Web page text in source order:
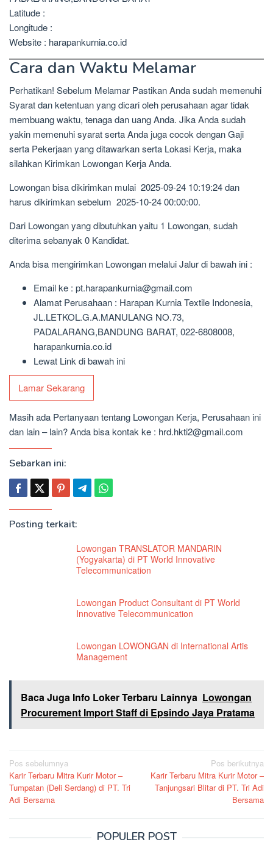
Latitude :
Longitude :
Website : harapankurnia.co.id
Cara dan Waktu Melamar
Perhatikan! Sebelum Melamar Pastikan Anda sudah memenuhi
Syarat dan ketentuan yang dicari oleh perusahaan agar tidak
membuang waktu, tenaga dan uang Anda. Jika Anda sudah
yakin memenuhi syarat serta Anda juga cocok dengan Gaji
serta Pekerjaan yang ditawarkan serta Lokasi Kerja, maka
silahkan Kirimkan Lowongan Kerja Anda.
Lowongan bisa dikirimkan mulai 2025-09-24 10:19:24 dan
harus dikirimkan sebelum 2025-10-24 00:00:00.
Dari Lowongan yang dibutuhkan yaitu 1 Lowongan, sudah
diterima sebanyak 0 Kandidat.
Anda bisa mengirimkan Lowongan melalui Jalur di bawah ini :
Email ke : pt.harapankurnia@gmail.com
Alamat Perusahaan : Harapan Kurnia Textile Indonesia,
JL.LETKOL.G.A.MANULANG NO.73,
PADALARANG,BANDUNG BARAT, 022-6808008,
harapankurnia.co.id
Lewat Link di bawah ini
Lamar Sekarang
Masih ada Pertanyaan tentang Lowongan Kerja, Perusahaan ini
dan lain – lain? Anda bisa kontak ke : hrd.hkti2@gmail.com
Sebarkan ini:
Posting terkait:
Lowongan TRANSLATOR MANDARIN
(Yogyakarta) di PT World Innovative
Telecommunication
Lowongan Product Consultant di PT World
Innovative Telecommunication
Lowongan LOWONGAN di International Artis
Management
Baca Juga Info Loker Terbaru Lainnya Lowongan
Procurement Import Staff di Epsindo Jaya Pratama
Navigasi
pos
Pos sebelumnya
Karir Terbaru Mitra Kurir Motor –
Tumpatan (Deli Serdang) di PT. Tri
Adi Bersama
Pos berikutnya
Karir Terbaru Mitra Kurir Motor –
Tanjungsari Blitar di PT. Tri Adi
Bersama
POPULER POST